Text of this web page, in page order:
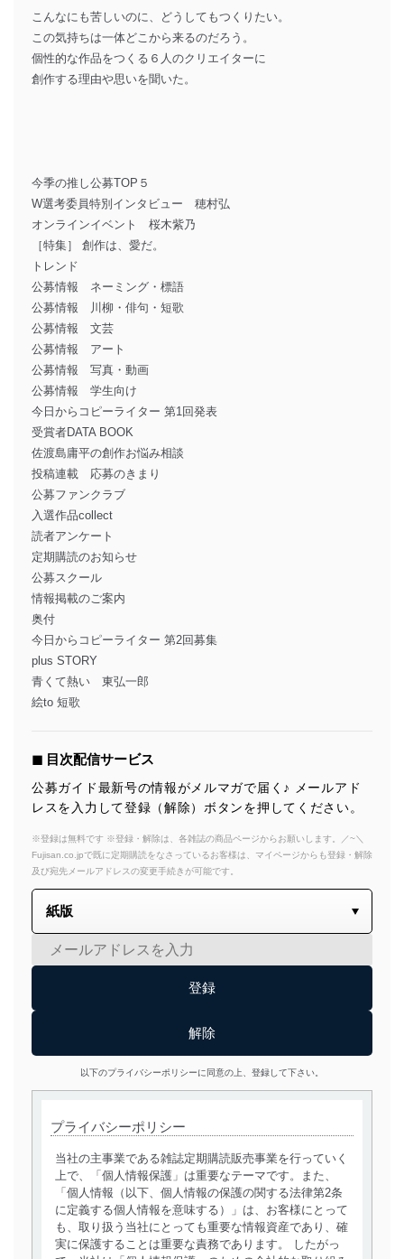
こんなにも苦しいのに、どうしてもつくりたい。
この気持ちは一体どこから来るのだろう。
個性的な作品をつくる６人のクリエイターに
創作する理由や思いを聞いた。
今季の推し公募TOP５
W選考委員特別インタビュー 穂村弘
オンラインイベント 桜木紫乃
［特集］ 創作は、愛だ。
トレンド
公募情報 ネーミング・標語
公募情報 川柳・俳句・短歌
公募情報 文芸
公募情報 アート
公募情報 写真・動画
公募情報 学生向け
今日からコピーライター 第1回発表
受賞者DATA BOOK
佐渡島庸平の創作お悩み相談
投稿連載 応募のきまり
公募ファンクラブ
入選作品collect
読者アンケート
定期購読のお知らせ
公募スクール
情報掲載のご案内
奥付
今日からコピーライター 第2回募集
plus STORY
青くて熱い 東弘一郎
絵to 短歌
◼︎ 目次配信サービス
公募ガイド最新号の情報がメルマガで届く♪ メールアド
レスを入力して登録（解除）ボタンを押してください。
※登録は無料です ※登録・解除は、各雑誌の商品ページからお願いします。／~＼
Fujisan.co.jpで既に定期購読をなさっているお客様は、マイページからも登録・解除
及び宛先メールアドレスの変更手続きが可能です。
以下のプライバシーポリシーに同意の上、登録して下さい。
プライバシーポリシー
当社の主事業である雑誌定期購読販売事業を行っていく
上で、「個人情報保護」は重要なテーマです。また、
「個人情報（以下、個人情報の保護の関する法律第2条
に定義する個人情報を意味する）」は、お客様にとって
も、取り扱う当社にとっても重要な情報資産であり、確
実に保護することは重要な責務であります。 したがっ